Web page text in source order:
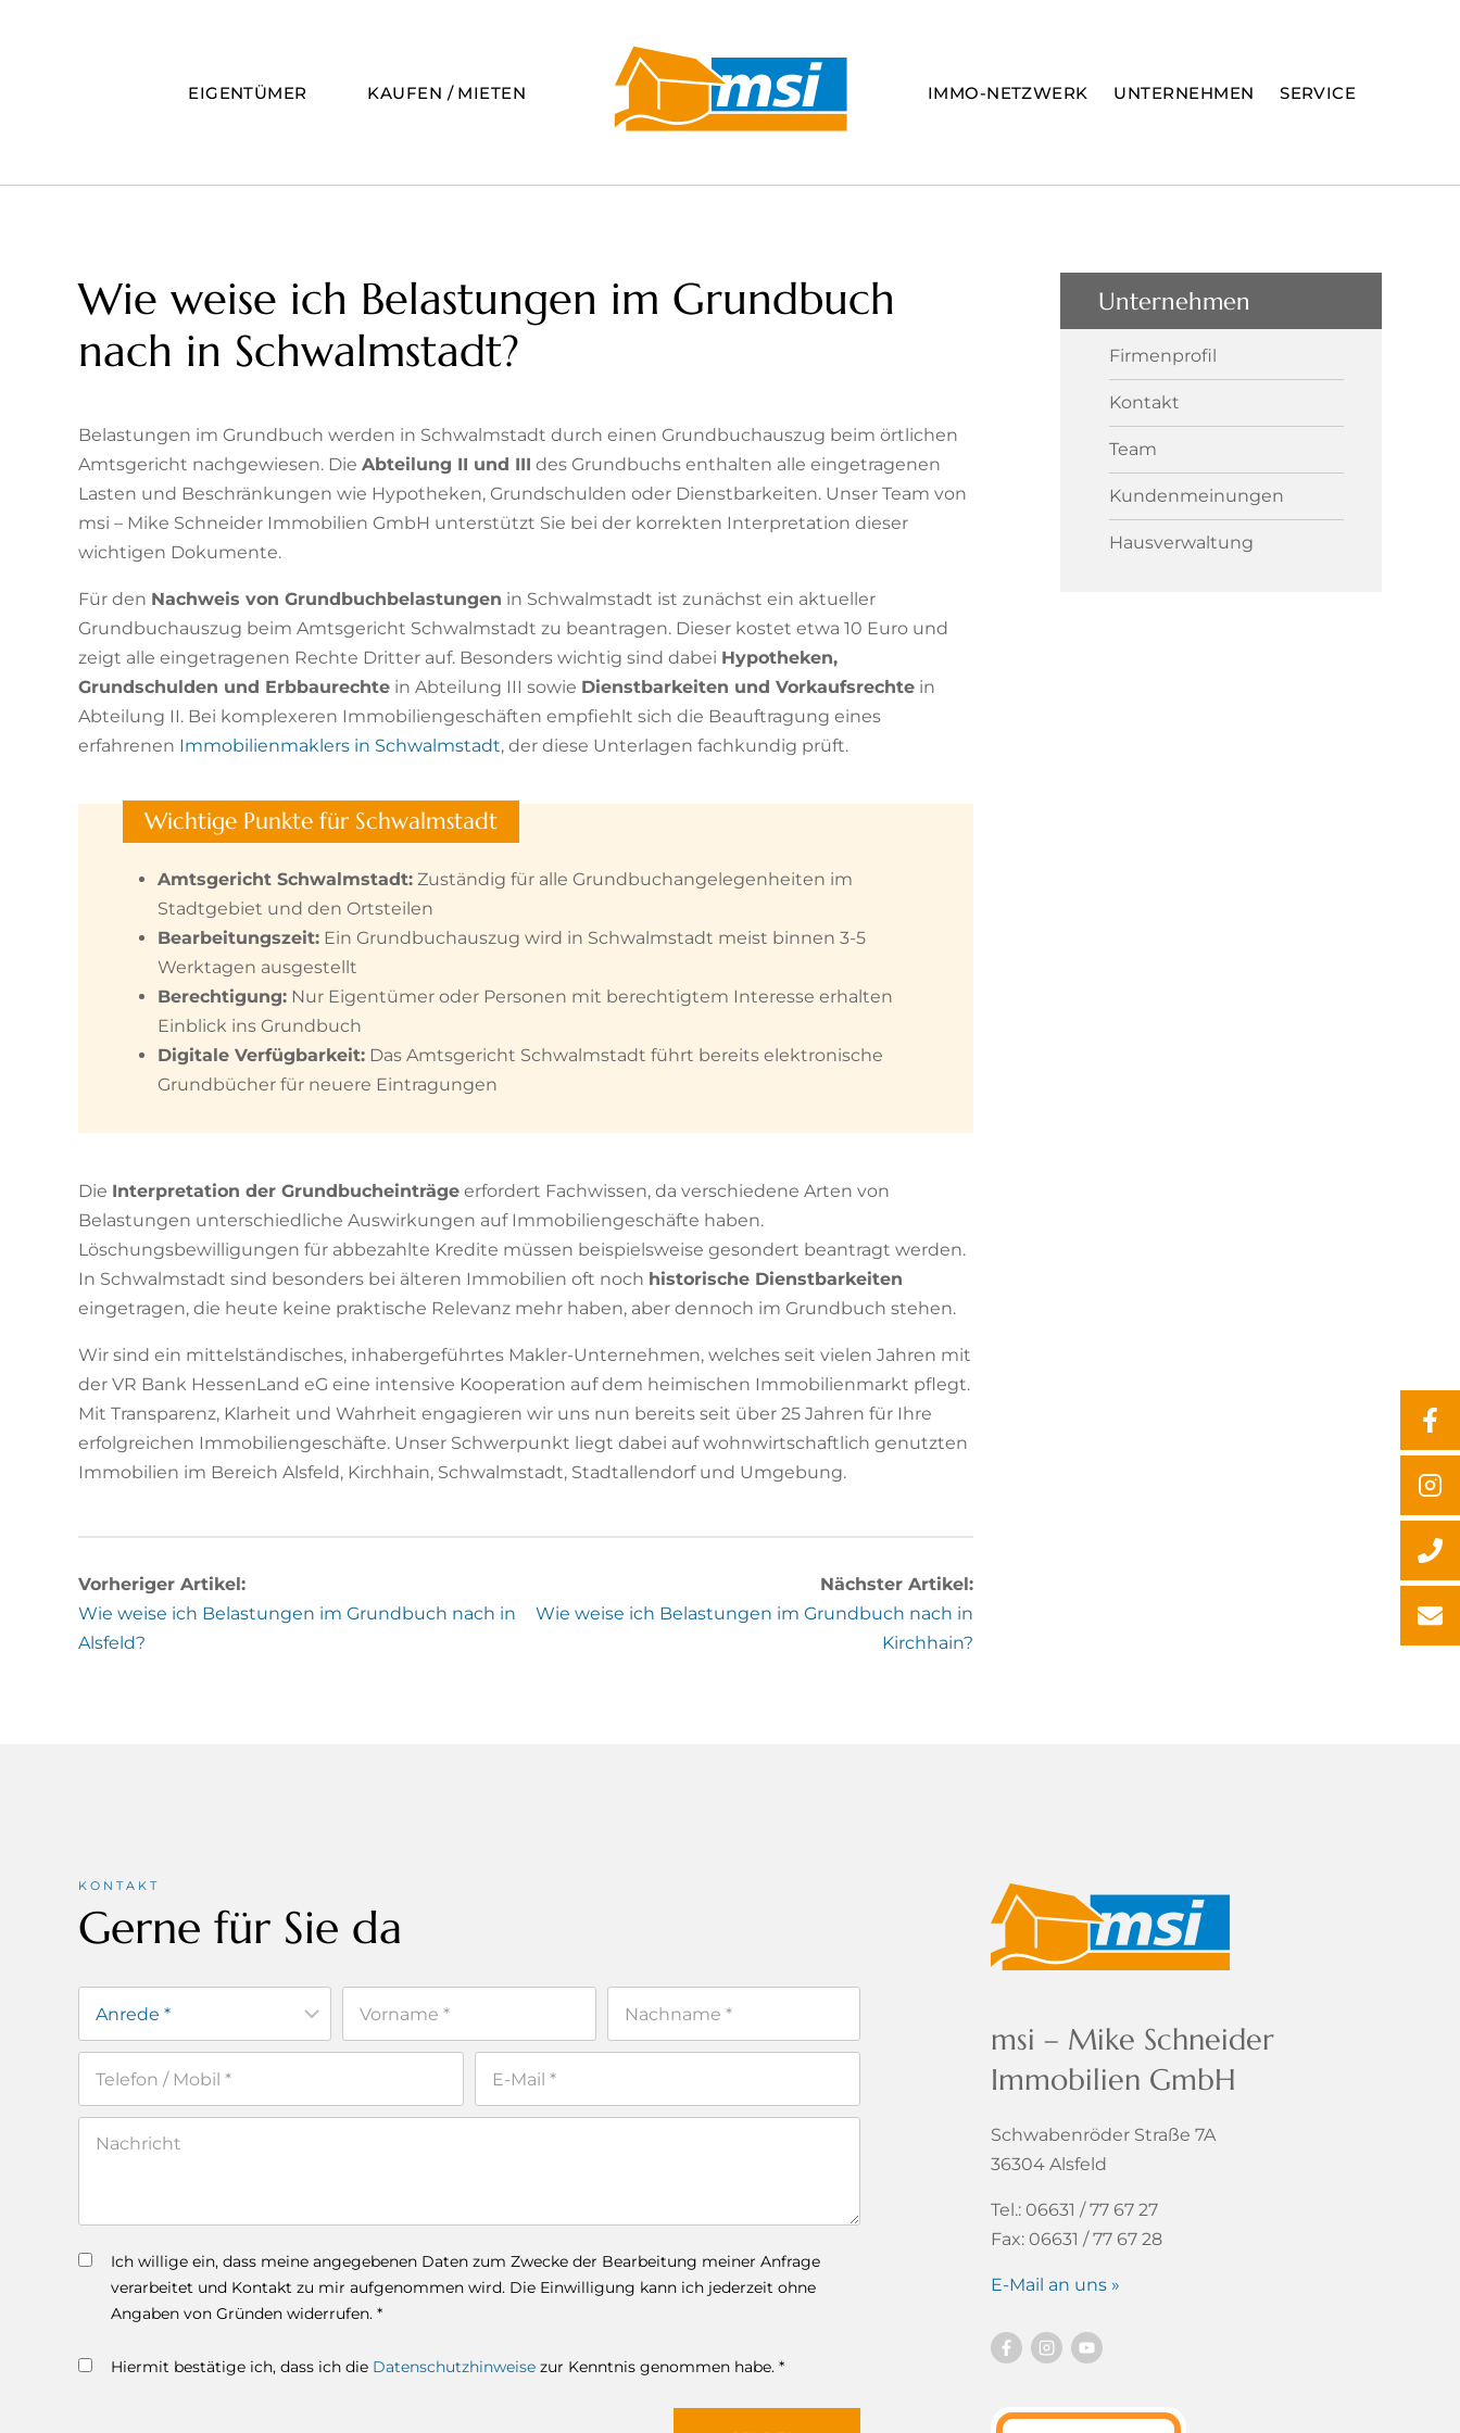
EIGENTÜMER
KAUFEN / MIETEN IMMO-NETZWERK UNTERNEHMEN SERVICE
Wie weise ich Belastungen im Grundbuch
nach in Schwalmstadt?
Belastungen im Grundbuch werden in Schwalmstadt durch einen Grundbuchauszug beim örtlichen
Amtsgericht nachgewiesen. Die Abteilung II und III des Grundbuchs enthalten alle eingetragenen
Lasten und Beschränkungen wie Hypotheken, Grundschulden oder Dienstbarkeiten. Unser Team von
msi – Mike Schneider Immobilien GmbH unterstützt Sie bei der korrekten Interpretation dieser
wichtigen Dokumente.
Für den Nachweis von Grundbuchbelastungen in Schwalmstadt ist zunächst ein aktueller
Grundbuchauszug beim Amtsgericht Schwalmstadt zu beantragen. Dieser kostet etwa 10 Euro und
zeigt alle eingetragenen Rechte Dritter auf. Besonders wichtig sind dabei Hypotheken,
Grundschulden und Erbbaurechte in Abteilung III sowie Dienstbarkeiten und Vorkaufsrechte in
Abteilung II. Bei komplexeren Immobiliengeschäften empfiehlt sich die Beauftragung eines
erfahrenen Immobilienmaklers in Schwalmstadt, der diese Unterlagen fachkundig prüft.
Wichtige Punkte für Schwalmstadt
Amtsgericht Schwalmstadt: Zuständig für alle Grundbuchangelegenheiten im
Stadtgebiet und den Ortsteilen
Bearbeitungszeit: Ein Grundbuchauszug wird in Schwalmstadt meist binnen 3-5
Werktagen ausgestellt
Berechtigung: Nur Eigentümer oder Personen mit berechtigtem Interesse erhalten
Einblick ins Grundbuch
Digitale Verfügbarkeit: Das Amtsgericht Schwalmstadt führt bereits elektronische
Grundbücher für neuere Eintragungen
Die Interpretation der Grundbucheinträge erfordert Fachwissen, da verschiedene Arten von
Belastungen unterschiedliche Auswirkungen auf Immobiliengeschäfte haben.
Löschungsbewilligungen für abbezahlte Kredite müssen beispielsweise gesondert beantragt werden.
In Schwalmstadt sind besonders bei älteren Immobilien oft noch historische Dienstbarkeiten
eingetragen, die heute keine praktische Relevanz mehr haben, aber dennoch im Grundbuch stehen.
Wir sind ein mittelständisches, inhabergeführtes Makler-Unternehmen, welches seit vielen Jahren mit
der VR Bank HessenLand eG eine intensive Kooperation auf dem heimischen Immobilienmarkt pflegt.
Mit Transparenz, Klarheit und Wahrheit engagieren wir uns nun bereits seit über 25 Jahren für Ihre
erfolgreichen Immobiliengeschäfte. Unser Schwerpunkt liegt dabei auf wohnwirtschaftlich genutzten
Immobilien im Bereich Alsfeld, Kirchhain, Schwalmstadt, Stadtallendorf und Umgebung.
Vorheriger Artikel:
Wie weise ich Belastungen im Grundbuch nach in
Alsfeld?
Nächster Artikel:
Wie weise ich Belastungen im Grundbuch nach in
Kirchhain?
Unternehmen
Firmenprofil
Kontakt
Team
Kundenmeinungen
Hausverwaltung
KONTAKT
Gerne für Sie da
Ich willige ein, dass meine angegebenen Daten zum Zwecke der Bearbeitung meiner Anfrage
verarbeitet und Kontakt zu mir aufgenommen wird. Die Einwilligung kann ich jederzeit ohne
Angaben von Gründen widerrufen. *
Hiermit bestätige ich, dass ich die Datenschutzhinweise zur Kenntnis genommen habe. *
msi – Mike Schneider
Immobilien GmbH
Schwabenröder Straße 7A
36304 Alsfeld
Tel.: 06631 / 77 67 27
Fax: 06631 / 77 67 28
E-Mail an uns »